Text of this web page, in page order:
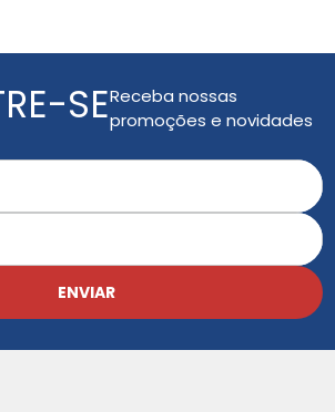
SEReceba nossas
promoções e novidades
ENVIAR